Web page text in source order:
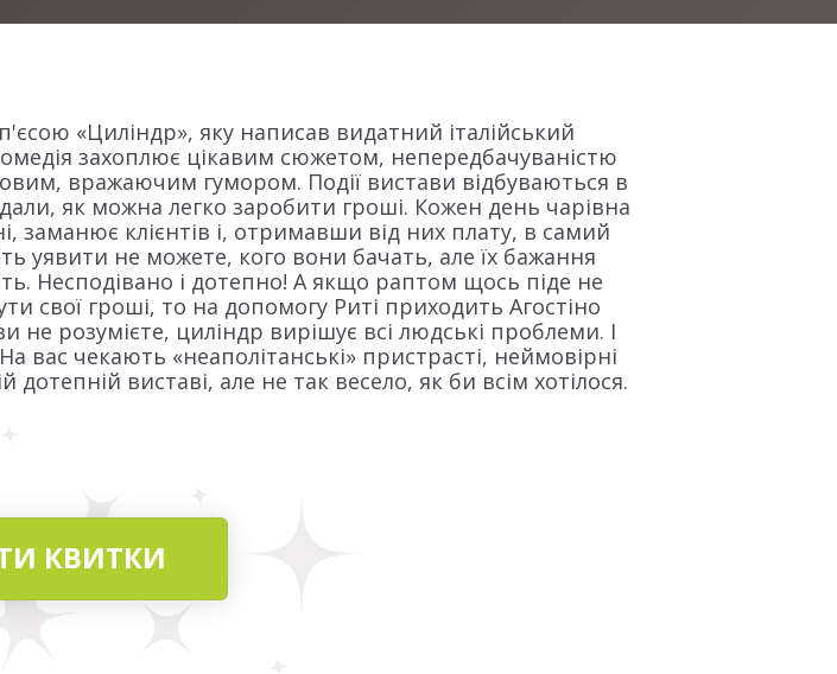
«Циліндр», яку написав видатний італійський
захоплює цікавим сюжетом, непередбачуваністю
вражаючим гумором. Події вистави відбуваються в
як можна легко заробити гроші. Кожен день чарівна
заманює клієнтів і, отримавши від них плату, в самий
уявити не можете, кого вони бачать, але їх бажання
Несподівано і дотепно! А якщо раптом щось піде не
свої гроші, то на допомогу Риті приходить Агостіно
розумієте, циліндр вирішує всі людські проблеми. І
вас чекають «неаполітанські» пристрасті, неймовірні
дотепній виставі, але не так весело, як би всім хотілося.
КВИТКИ